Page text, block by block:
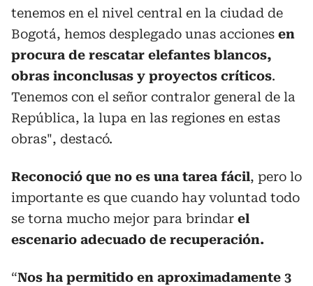
tenemos en el nivel central en la ciudad de
Bogotá, hemos desplegado unas acciones en
procura de rescatar elefantes blancos,
obras inconclusas y proyectos críticos.
Tenemos con el señor contralor general de la
República, la lupa en las regiones en estas
obras", destacó.
Reconoció que no es una tarea fácil, pero lo
importante es que cuando hay voluntad todo
se torna mucho mejor para brindar el
escenario adecuado de recuperación.
“Nos ha permitido en aproximadamente 3